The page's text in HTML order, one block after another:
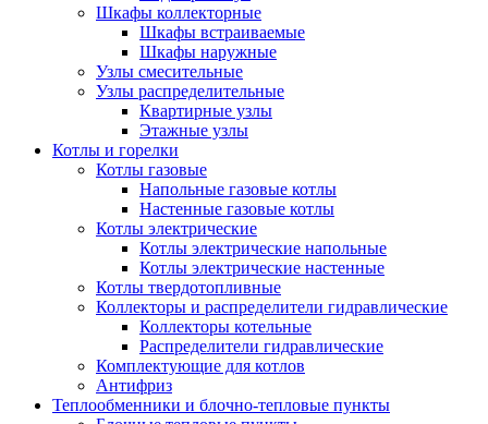
Шкафы коллекторные
Шкафы встраиваемые
Шкафы наружные
Узлы смесительные
Узлы распределительные
Квартирные узлы
Этажные узлы
Котлы и горелки
Котлы газовые
Напольные газовые котлы
Настенные газовые котлы
Котлы электрические
Котлы электрические напольные
Котлы электрические настенные
Котлы твердотопливные
Коллекторы и распределители гидравлические
Коллекторы котельные
Распределители гидравлические
Комплектующие для котлов
Антифриз
Теплообменники и блочно-тепловые пункты